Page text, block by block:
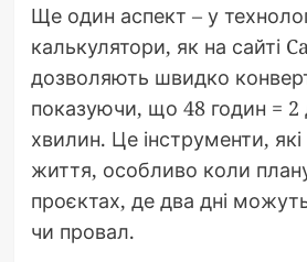
Ще один аспект – у
калькулятори, як на сайті
дозволяють швидко
показуючи, що 48 годин = 2
хвилин. Це інструменти,
життя, особливо коли
проєктах, де два дні
чи провал.